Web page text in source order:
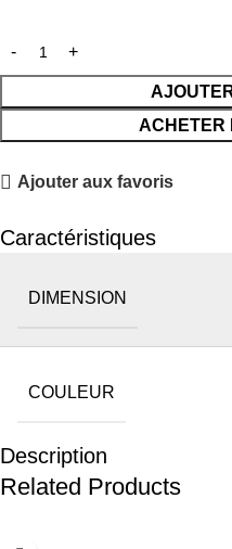
ACHETER
Ajouter aux favoris
Caractéristiques
DIMENSION
COULEUR
Description
Related Products